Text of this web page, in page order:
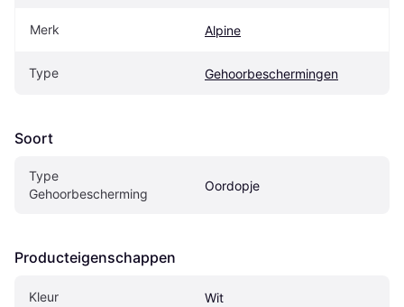
Merk Alpine
Type Gehoorbeschermingen
Soort
Type
Gehoorbescherming
Oordopje
Producteigenschappen
Kleur Wit